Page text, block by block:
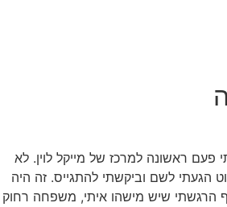
פעם ראשונה למרכז של מייקל לוין. לא
הגעתי לשם וביקשתי להתגייס. זה היה
הרגשתי שיש מישהו איתי, משפחה רחוק